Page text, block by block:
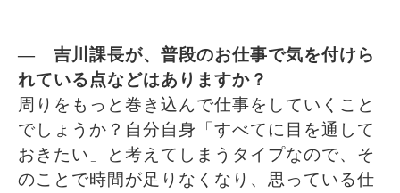
― 吉川課長が、普段のお仕事で気を付けら
れている点などはありますか？
周りをもっと巻き込んで仕事をしていくこと
でしょうか？自分自身「すべてに目を通して
おきたい」と考えてしまうタイプなので、そ
のことで時間が足りなくなり、思っている仕